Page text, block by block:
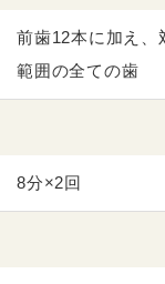
前歯12本に加え、
範囲の全ての歯
8分×2回